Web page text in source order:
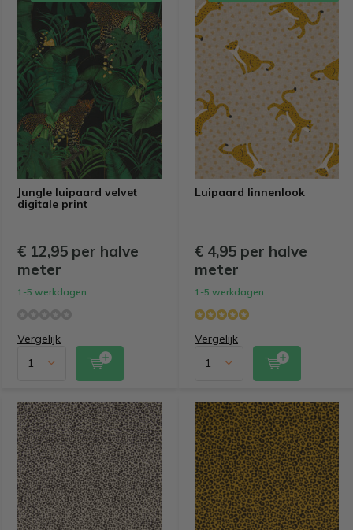
Jungle luipaard velvet
digitale print
€ 12,95 per halve
meter
1-5 werkdagen
Vergelijk
Luipaard linnenlook
€ 4,95 per halve
meter
1-5 werkdagen
Vergelijk